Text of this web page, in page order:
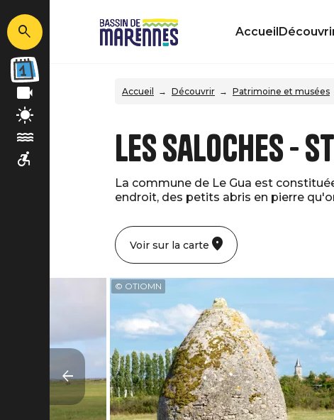
Accueil
Accueil Découvrir Patrimoine et musées
Les Saloches -
La commune de Le Gua est
endroit, des petits abris en pierre
Voir sur la carte
© OTIOMN